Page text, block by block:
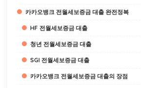
카카오뱅크 전월세보증금 대출 완전정복
HF 전월세보증금 대출
청년 전월세보증금 대출
SGI 전월세보증금 대출
카카오뱅크 전월세보증금 대출의 장점